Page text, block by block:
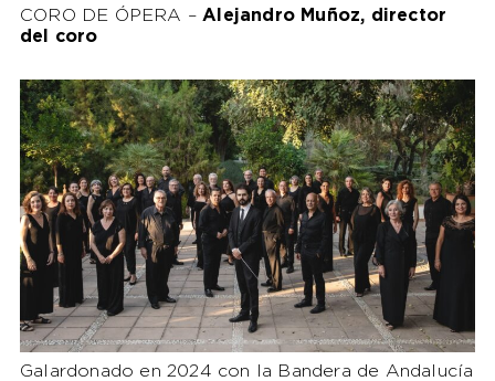
CORO DE ÓPERA – Alejandro Muñoz, director
del coro
Galardonado en 2024 con la Bandera de Andalucía